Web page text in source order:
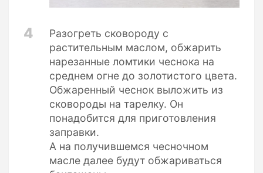
4
Разогреть сковороду с
растительным маслом, обжарить
нарезанные ломтики чеснока на
среднем огне до золотистого цвета.
Обжаренный чеснок выложить из
сковороды на тарелку. Он
понадобится для приготовления
заправки.
А на получившемся чесночном
масле далее будут обжариваться